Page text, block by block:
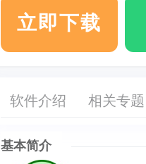
立即下载
软件介绍 相关专题
基本简介